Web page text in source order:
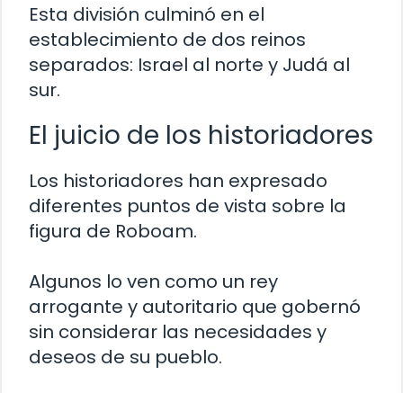
Esta división culminó en el
establecimiento de dos reinos
separados: Israel al norte y Judá al
sur.
El juicio de los historiadores
Los historiadores han expresado
diferentes puntos de vista sobre la
figura de Roboam.
Algunos lo ven como un rey
arrogante y autoritario que gobernó
sin considerar las necesidades y
deseos de su pueblo.